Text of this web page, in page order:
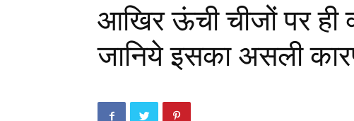
आखिर ऊंची चीजों पर ही
जानिये इसका असली